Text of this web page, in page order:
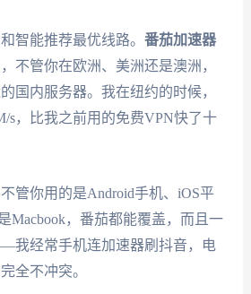
智能推荐最优线路。 番茄加速器
不管你在欧洲、美洲还是澳洲，
国内服务器。我在纽约的时候，
s，比我之前用的免费VPN快了十
管你用的是Android手机、iOS平
Macbook，番茄都能覆盖，而且一
我经常手机连加速器刷抖音，电
全不冲突。